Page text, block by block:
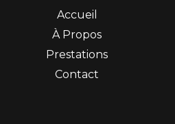
Accueil
À Propos
Prestations
Contact